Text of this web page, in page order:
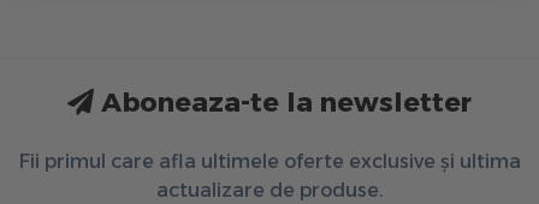
Aboneaza-te la newsletter
Fii primul care afla ultimele oferte exclusive și ultima
actualizare de produse.